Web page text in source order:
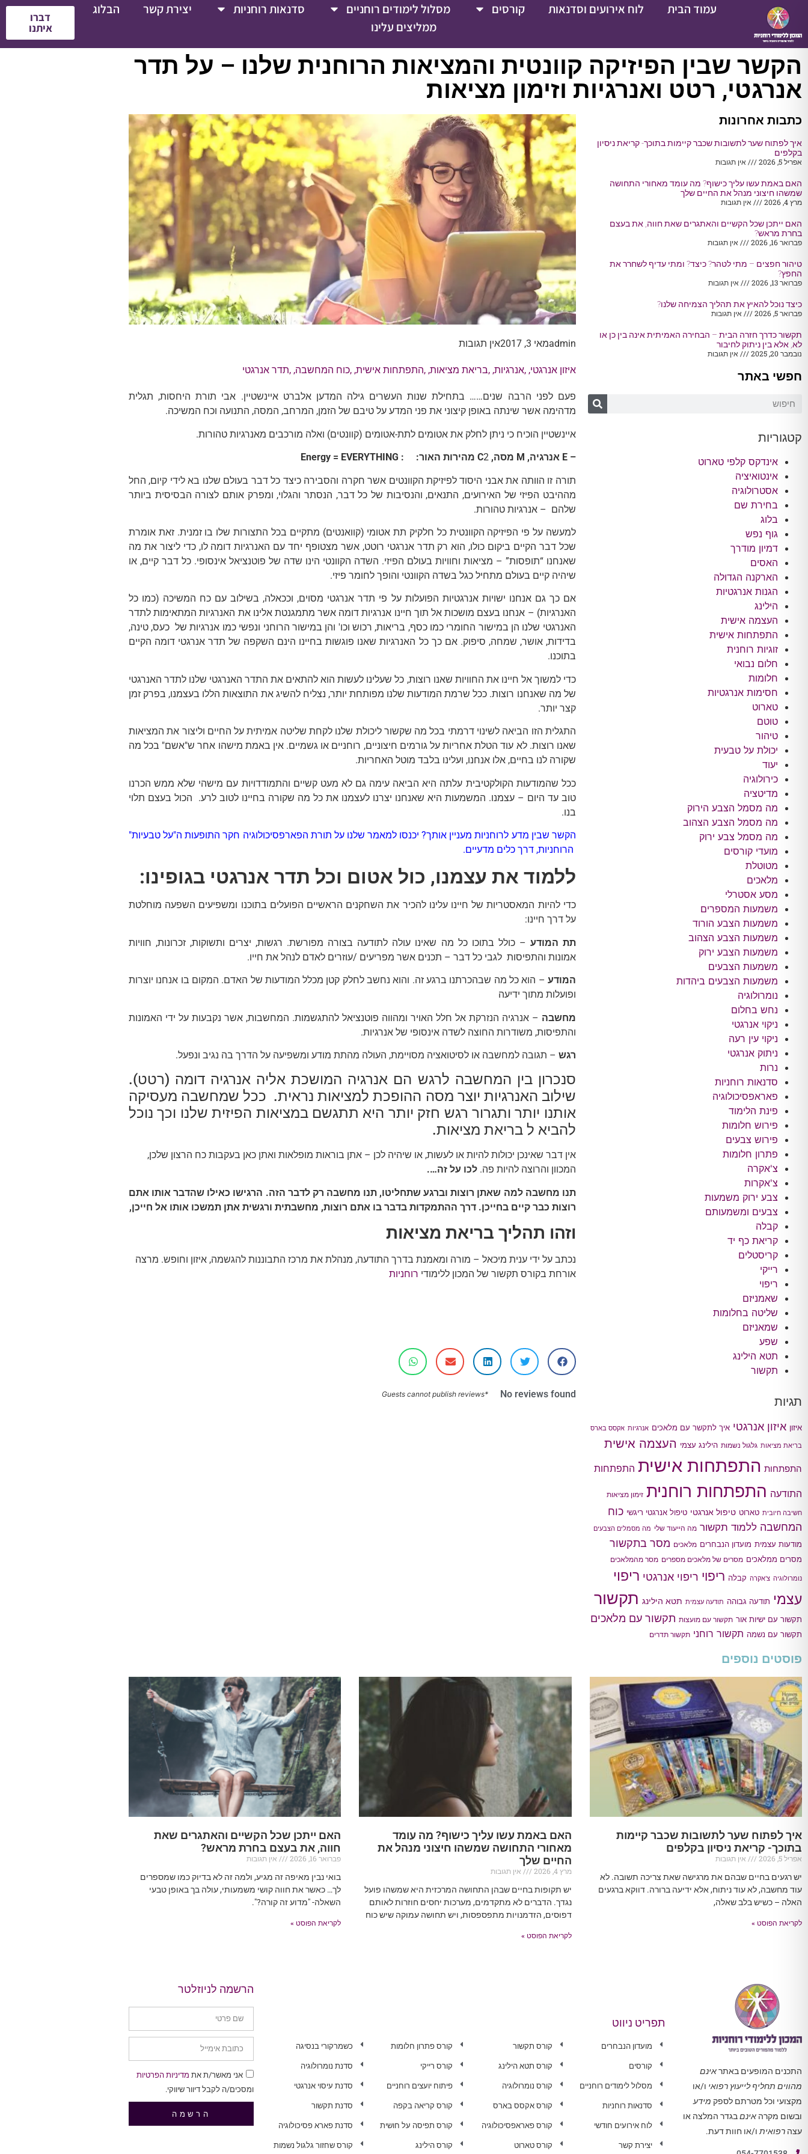
עמוד הבית לוח אירועים וסדנאות קורסים מסלול לימודים רוחניים סדנאות רוחניות יצירת קשר
הבלוג
ממליצים עלינו
דברו
איתנו
הקשר שבין הפיזיקה קוונטית והמציאות הרוחנית שלנו – על תדר
אנרגטי, רטט ואנרגיות וזימון מציאות
כתבות אחרונות
איך לפתוח שער לתשובות שכבר קיימות בתוכך- קריאת ניסיון
בקלפים
אפריל 5, 2026
אין תגובות
האם באמת עשו עליך כישוף? מה עומד מאחורי התחושה
שמשהו חיצוני מנהל את החיים שלך
מרץ 4, 2026
אין תגובות
האם ייתכן שכל הקשיים והאתגרים שאת חווה, את בעצם
בחרת מראש?
פברואר 16, 2026
אין תגובות
טיהור חפצים – מתי לטהר? כיצד? ומתי עדיף לשחרר את
החפץ?
פברואר 13, 2026
אין תגובות
כיצד נוכל להאיץ את תהליך הצמיחה שלנו?
פברואר 5, 2026
אין תגובות
תקשור כדרך חזרה הבית – הבחירה האמיתית אינה בין כן או
לא, אלא בין ניתוק לחיבור
נובמבר 20, 2025
אין תגובות
חפשי באתר
קטגוריות
אינדקס קלפי טארוט
אינטואיציה
אסטרולוגיה
בחירת שם
בלוג
גוף נפש
דמיון מודרך
האסים
הארקנה הגדולה
הגנות אנרגטיות
הילינג
העצמה אישית
התפתחות אישית
זוגיות רוחנית
חלום נבואי
חלומות
חסימות אנרגטיות
טארוט
טוטם
טיהור
יכולת על טבעית
יעוד
כירולוגיה
מדיטציה
מה מסמל הצבע הירוק
מה מסמל הצבע הצהוב
מה מסמל צבע ירוק
מועדי קורסים
מטוטלת
מלאכים
מסע אסטרלי
משמעות המספרים
משמעות הצבע הורוד
משמעות הצבע הצהוב
משמעות הצבע ירוק
משמעות הצבעים
משמעות הצבעים ביהדות
נומרולוגיה
נחש בחלום
ניקוי אנרגטי
ניקוי עין רעה
ניתוק אנרגטי
נרות
סדנאות רוחניות
פאראפסיכולוגיה
פינת הלימוד
פירוש חלומות
פירוש צבעים
פתרון חלומות
צ'אקרה
צ'אקרות
צבע ירוק משמעות
צבעים ומשמעותם
קבלה
קריאת כף יד
קריסטלים
רייקי
ריפוי
שאמניזם
שליטה בחלומות
שמאניזם
שפע
תטא הילינג
תקשור
תגיות
איזון איזון אנרגטי איך לתקשר עם מלאכים אנרגיות אקסס בארס
בריאת מציאות גלגול נשמות הילינג עצמי העצמה אישית
התפתחות התפתחות אישית התפתחות
התודעה התפתחות רוחנית זימון מציאות
חשיבה חיובית טארוט טיפול אנרגטי טיפול אנרגטי ריגשי כוח
המחשבה ללמוד תקשור מה הייעוד שלי מה מסמלים הצבעים
מודעות עצמית מועדון הנבחרים מלאכים מסר בתקשור
מסרים ממלאכים מסרים של מלאכים מספרים מסר מהמלאכים
נומרולוגיה צ'אקרה קבלה ריפוי ריפוי אנרגטי ריפוי
עצמי תודעה גבוהה תודעה עצמית תטא הילינג תקשור
תקשור עם ישיות אור תקשור עם מועצות תקשור עם מלאכים
תקשור עם נשמה תקשור רוחני תקשור תדרים
adminמאי 3, 2017 אין תגובות
איזון אנרגטי, ,אנרגיות, ,בריאת מציאות, ,התפתחות אישית, ,כוח המחשבה, ,תדר אנרגטי
פעם לפני הרבה שנים…… בתחילת שנות העשרים גילה המדען אלברט איינשטיין. אבי תורת היחסות, תגלית
מדהימה אשר שינתה באופן קיצוני את פני המדע על טיבם של הזמן, המרחב, המסה, התנועה וכח המשיכה.
איינשטיין הוכיח כי ניתן לחלק את אטומים לתת-אטומים (קוונטים) ואלה מורכבים מאנרגיות טהורות.
–
E אנרגיה, M מסה, C2 מהירות האור:
: Energy = EVERYTHING
תורה זו הוותה את אבני היסוד לפיזיקת הקוונטים אשר חקרה והסבירה כיצד כל דבר בעולם שלנו בא לידי קיום, החל
מההיבט הפיזי של האירועים, התנאים, והנסיבות של כל דבר, הנסתר והגלוי, ומפרק אותם לצורה הבסיסית ביותר
שלהם – אנרגיות טהורות.
למעשה על פי הפיזיקה הקוונטית כל חלקיק תת אטומי (קוואנטים) מתקיים בכל התצורות שלו בו זמנית. זאת אומרת
שכל דבר הקיים ביקום כולו, הוא רק תדר אנרגטי רוטט, אשר מצטופף יחד עם האנרגיות דומה לו, כדי ליצור את מה
שאנחנו “תופסות” – מציאות וחוויות בעולם הפיזי. השדה הקוונטי הינו שדה של פוטנציאל אינסופי. כל דבר קיים, או
שיהיה קיים בעולם מתחיל כגל בשדה הקוונטי והופך לחומר פיזי.
אם כך גם אנחנו ישויות אנרגטיות הפועלות על פי תדר אנרגטי מסוים, וככאלה, בשילוב עם כח המשיכה (כמו כל
האנרגיות) – אנחנו בעצם מושכות אל תוך חיינו אנרגיות דומה אשר מתמגנטת אלינו את האנרגיות המתאימות לתדר
האנרגטי שלנו הן במישור החומרי כמו כסף, בריאות, רכוש וכו' והן במישור הרוחני ונפשי כמו אנרגיות של כעס, טינה,
בדידות, אושר, שמחה, סיפוק. אם כך כל האנרגיות שאנו פוגשות בחיינו הינם השקפה של תדר אנרגטי דומה הקיים
בתוכנו.
כדי למשוך אל חיינו את החוויות שאנו רוצות, כל שעלינו לעשות הוא להתאים את התדר האנרגטי שלנו לתדר האנרגטי
של מה שאנחנו רוצות. ככל שרמת המודעות שלנו מפותחת יותר, נצליח להשיג את התוצאות הללו בעצמנו, בפרק זמן
קצר יותר.
התגלית הזו הביאה לשינוי דרמתי בכל מה שקשור ליכולת שלנו לקחת שליטה אמיתית על החיים וליצור את המציאות
שאנו רוצות. לא עוד הטלת אחריות על גורמים חיצוניים, רוחניים או גשמיים. אין באמת מישהו אחר ש"אשם" בכל מה
שקורה לנו בחיים, אלו אנחנו, ועלינו בלבד מוטל האחריות.
ככל שהמודעות הקולקטיבית עלתה היא הביאה עימה גם לא מעט קשיים והתמודדויות עם מישהי שלא ממש הכרנו
טוב עד היום – עצמנו. המשמעות היא שאנחנו יצרנו לעצמנו את כל מה שקורה בחיינו לטוב לרע. הכול בעצם תלוי
בנו.
הקשר שבין מדע לרוחניות מעניין אותך? יכנסו למאמר שלנו על תורת הפארפסיכולוגיה חקר התופעות ה"על טבעיות"
הרוחניות, דרך כלים מדעיים.
ללמוד את עצמנו, כול אטום וכל תדר אנרגטי בגופינו:
כדי להיות המאסטריות של חיינו עלינו להכיר את השחקנים הראשיים הפועלים בתוכנו ומשפיעים השפעה מוחלטת
על דרך חיינו:
תת המודע – כולל בתוכו כל מה שאינו עולה לתודעה בצורה מפורשת. רגשות, יצרים ותשוקות, זכרונות, חוויות
אמונות והתפיסות לגבי כל דבר – תכנים אשר מפריעים /עוזרים לאדם לנהל את חייו.
המודע – הוא כל מה שבהכרתנו ברגע זה. והוא נחשב לחלק קטן מכלל המודעות של האדם. המקום בו אנחנו יוצרות
ופועלות מתוך ידיעה
מחשבה – אנרגיה הנזרקת אל חלל האויר ומהווה פוטנציאל להתגשמות. המחשבות, אשר נקבעות על ידי האמונות
והתפיסות, משודרות החוצה לשדה אינסופי של אנרגיות.
רגש – תגובה למחשבה או לסיטואציה מסויימת, העולה מהתת מודע ומשפיעה על הדרך בה נגיב ונפעל.
סנכרון בין המחשבה לרגש הם אנרגיה המושכת אליה אנרגיה דומה (רטט).
שילוב האנרגיות יוצר מסה ההופכת למציאות נראית. ככל שמחשבה מעסיקה
אותנו יותר ותגרור רגש חזק יותר היא תתגשם במציאות הפיזית שלנו וכך נוכל
להביא ל בריאת מציאות.
אין דבר שאינכן יכולות להיות או לעשות, או שיהיה לכן – אתן בוראות מופלאות ואתן כאן בעקבות כח הרצון שלכן,
המכוון והרוצה להיות פה.לכו על זה….
תנו מחשבה למה שאתן רוצות וברגע שתחליטו, תנו מחשבה רק לדבר הזה. הרגישו כאילו שהדבר אותו אתם
רוצות כבר קיים בחייכן. דרך ההתמקדות בדבר בו אתם רוצות, מחשבתית ורגשית אתן תמשכו אותו אל חייכן,
וזהו תהליך בריאת מציאות
נכתב על ידי ענית מיכאל – מורה ומאמנת בדרך התודעה, מנהלת את מרכז התבוננות להגשמה, איזון וחופש. מרצה
אורחת בקורס תקשור של המכון ללימודי רוחניות
No reviews found
*Guests cannot publish reviews
פוסטים נוספים
איך לפתוח שער לתשובות שכבר קיימות
בתוכך- קריאת ניסיון בקלפים
אפריל 5, 2026
אין תגובות
יש רגעים בחיים שבהם את מרגישה שאת צריכה תשובה. לא
עוד מחשבה, לא עוד ניתוח, אלא ידיעה ברורה. דווקא ברגעים
האלה – כשיש בלב שאלה,
לקריאת הפוסט »
האם באמת עשו עליך כישוף? מה עומד
מאחורי התחושה שמשהו חיצוני מנהל את
החיים שלך
מרץ 4, 2026
אין תגובות
יש תקופות בחיים שבהן התחושה המרכזית היא שמשהו פועל
נגדך. הדברים לא מתקדמים, מערכות יחסים חוזרות לאותם
דפוסים, הזדמנויות מתפספסות, ויש תחושה עמוקה שיש כוח
לקריאת הפוסט »
האם ייתכן שכל הקשיים והאתגרים שאת
חווה, את בעצם בחרת מראש?
פברואר 16, 2026
אין תגובות
בואי נבין מאיפה זה מגיע, ולמה זה לא בדיוק כמו שמספרים
לך… כאשר את חווה קושי משמעותי, עולה בך באופן טבעי
השאלה- "מדוע זה קורה?".
לקריאת הפוסט »
התכנים המופעים באתראינם
מהווים תחליף לייעוץ רפואי ו/או
מקצועי וכל מטרתם לספק מידע
ובשום מקרה אינםבגדר המלצה או
עצה רפואית ו/או חוות דעת.
תפריט ניווט
מועדון הנבחרים
קורסים
מסלול לימודים רוחניים
סדנאות רוחניות
לוח אירועים חודשי
יצירת קשר
קורס תקשור
קורס תטא הילינג
קורס נומרולוגיה
קורס אקסס בארס
קורס פאראפסיכולוגיה
קורס טארוט
קורס פתרון חלומות
קורס רייקי
פיתוח יועצים רוחניים
קורס קריאה בקפה
קורס תפיסה על חושית
קורס הילינג
כשמרקורי בנסיגה
סדנת נומרולוגיה
סדנת עיסוי אנרגטי
סדנת תקשור
סדנת פארא פסיכולוגיה
קורס שחזור גלגול נשמות
הרשמה לניוזלטר
אני מאשר/ת את מדיניות הפרטיות
ומסכים/ה לקבל דיוור שיווקי.
הרשמה